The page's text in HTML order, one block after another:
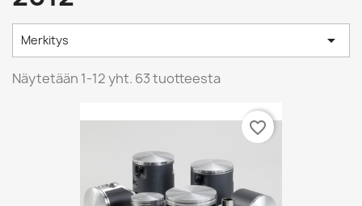
Merkitys 
Näytetään 1-12 yht. 63 tuotteesta
favorite_border